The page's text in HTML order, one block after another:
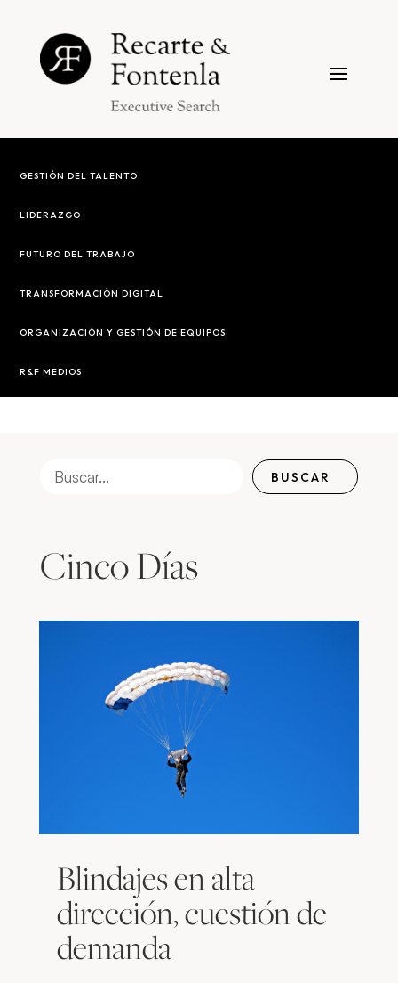
GESTIÓN DEL TALENTO
LIDERAZGO
FUTURO DEL TRABAJO
TRANSFORMACIÓN DIGITAL
ORGANIZACIÓN Y GESTIÓN DE EQUIPOS
R&F MEDIOS
BUSCAR
Cinco Días
Blindajes en alta
dirección, cuestión de
demanda